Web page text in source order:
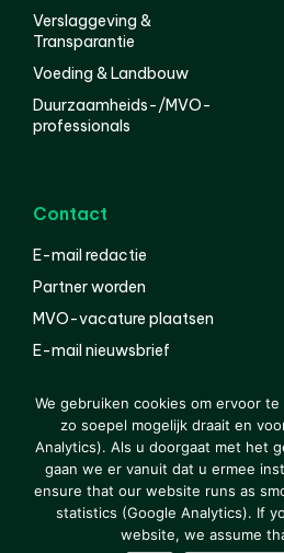
Verslaggeving &
Transparantie
Voeding & Landbouw
Duurzaamheids-/MVO-
professionals
Contact
E-mail redactie
Partner worden
MVO-vacature plaatsen
E-mail nieuwsbrief
© 2000-2026 Van der Molen EIS
Privacy
We gebruiken cookies om ervoor
zo soepel mogelijk draait en
Analytics). Als u doorgaat met het
gaan we er vanuit dat u ermee
ensure that our website runs as
statistics (Google Analytics). If
website, we assume